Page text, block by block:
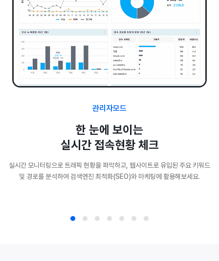
관리자모드
한 눈에 보이는
실시간 접속현황 체크
실시간 모니터링으로 트래픽 현황을 파악하고, 웹사이트로 유입된 주요 키워드
및 경로를 분석하여 검색엔진 최적화(SEO)와 마케팅에 활용해보세요.